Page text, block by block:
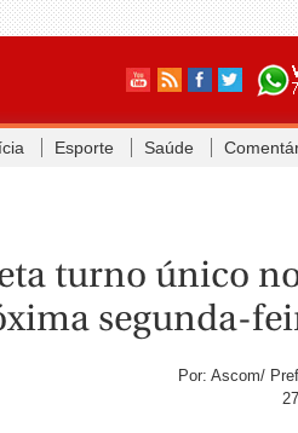
Esporte Saúde
turno único
segunda-
Por: Ascom/